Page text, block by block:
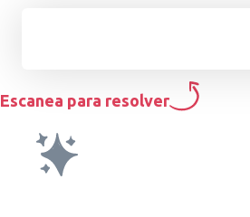
Escanea para resolver